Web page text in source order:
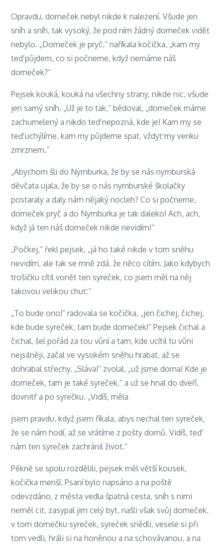
Opravdu, domeček nebyl nikde k nalezení. Všude jen
sníh a sníh, tak vysoký, že pod ním žádný domeček vidět
nebylo. „Domeček je pryč,“ naříkala kočička, „kam my
teď půjdem, co si počneme, když nemáme náš
domeček?“
Pejsek kouká, kouká na všechny strany, nikde nic, všude
jen samý sníh. „Už je to tak,“ bědoval, „domeček máme
zachumelený a nikdo teď nepozná, kde je! Kam my se
teď uchýlíme, kam my půjdeme spat, vždyť my venku
zmrznem.“
„Abychom šli do Nymburka, že by se nás nymburská
děvčata ujala, že by se o nás nymburské školačky
postaraly a daly nám nějaký nocleh? Co si počneme,
domeček pryč a do Nymburka je tak daleko! Ach, ach,
když já ten náš domeček nikde nevidím!“
„Počkej,“ řekl pejsek, „já ho také nikde v tom sněhu
nevidím, ale tak se mně zdá, že něco cítím. Jako kdybych
trošičku cítil vonět ten syreček, co jsem měl na něj
takovou velikou chuť.“
„To bude ono!“ radovala se kočička, „jen čichej, čichej,
kde bude syreček, tam bude domeček!“ Pejsek čichal a
čichal, šel pořád za tou vůní a tam, kde ucítil tu vůni
nejsilněji, začal ve vysokém sněhu hrabat, až se
dohrabal střechy. „Sláva!“ zvolal, „už jsme doma! Kde je
domeček, tam je také syreček,“ a už se hnal do dveří,
dovnitř a po syrečku. „Vidíš, měla
jsem pravdu, když jsem říkala, abys nechal ten syreček,
že se nám hodí, až se vrátíme z pošty domů. Vidíš, teď
nám ten syreček zachránil život.“
Pěkně se spolu rozdělili, pejsek měl větší kousek,
kočička menší. Psaní bylo napsáno a na poště
odevzdáno, z města vedla špatná cesta, sníh s nimi
neměl cit, zasypal jim celý byt, našli však svůj domeček,
v tom domečku syreček, syreček snědli, vesele si při
tom vedli, hráli si na honěnou a na schovávanou, a na